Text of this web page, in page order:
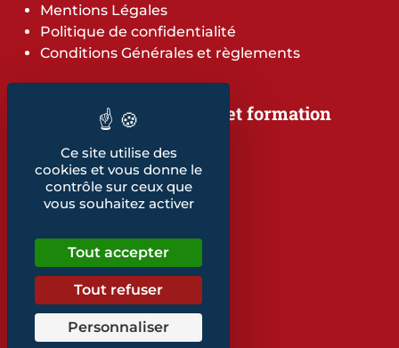
Mentions Légales
Politique de confidentialité
Conditions Générales et règlements
Notre offre de services et formation
Notre offre de services
Notre offre de formation
Notre dépliant formation
Les indicateurs
Retrouvez également...
Notre glossaire
Ce site utilise des
cookies et vous donne le
contrôle sur ceux que
vous souhaitez activer
Tout accepter
Tout refuser
Personnaliser